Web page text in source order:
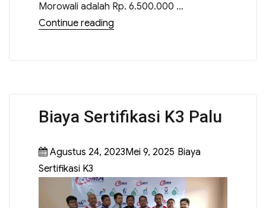
Morowali adalah Rp. 6.500.000 …
Continue reading
Biaya Sertifikasi K3 Palu
Agustus 24, 2023Mei 9, 2025 Biaya
Sertifikasi K3